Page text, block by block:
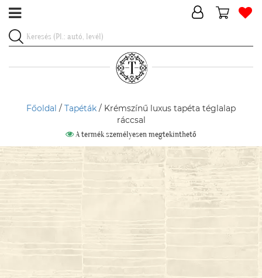
Főoldal / Tapéták / Krémszínű luxus tapéta téglalap
ráccsal
A termék személyesen megtekinthető